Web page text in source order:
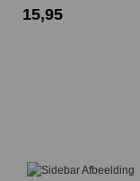
3 kg
15,95